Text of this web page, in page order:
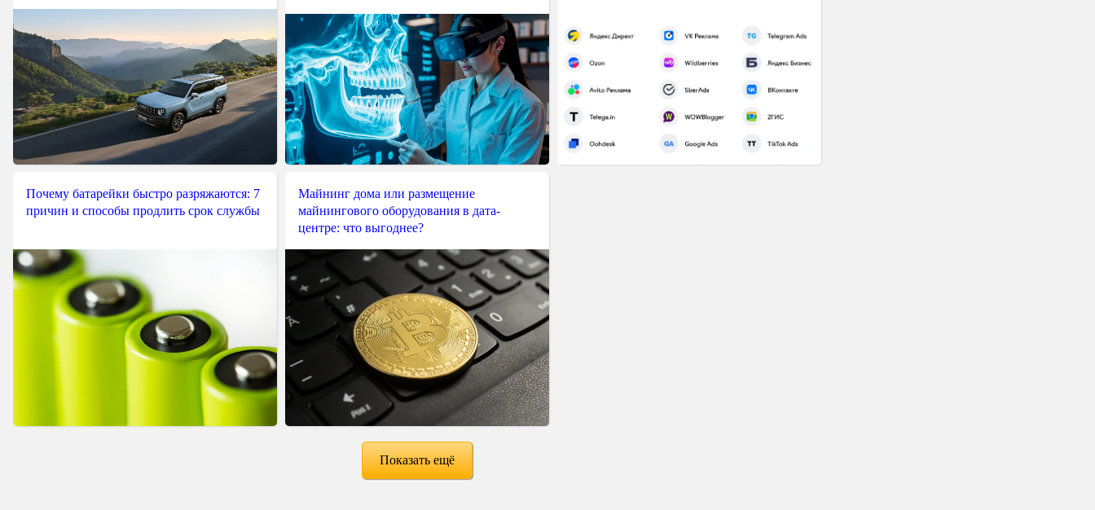
Почему батарейки быстро разряжаются: 7
причин и способы продлить срок службы
Майнинг дома или размещение
майнингового оборудования в дата-
центре: что выгоднее?
Показать ещё